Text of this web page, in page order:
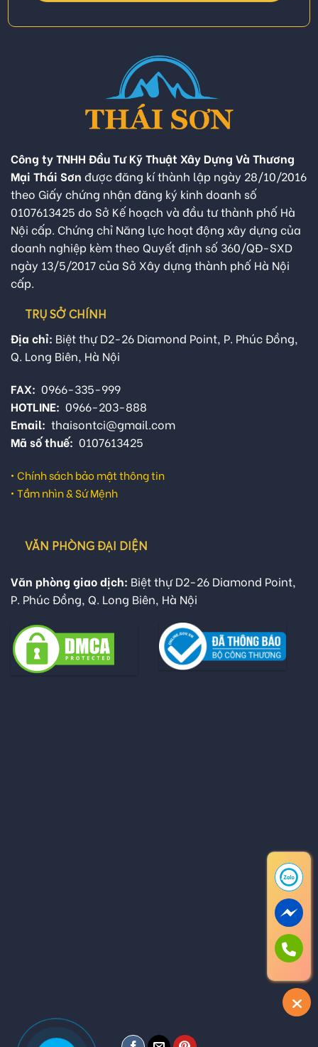
Công ty TNHH Đầu Tư Kỹ Thuật Xây Dựng Và Thương
Mại Thái Sơn được đăng kí thành lập ngày 28/10/2016
theo Giấy chứng nhận đăng ký kinh doanh số
0107613425 do Sở Kế hoạch và đầu tư thành phố Hà
Nội cấp. Chứng chỉ Năng lực hoạt động xây dựng của
doanh nghiệp kèm theo Quyết định số 360/QĐ-SXD
ngày 13/5/2017 của Sở Xây dựng thành phố Hà Nội
cấp.
TRỤ SỞ CHÍNH
Địa chỉ: Biệt thự D2-26 Diamond Point, P. Phúc Đồng,
Q. Long Biên, Hà Nội
FAX: 0966-335-999
HOTLINE: 0966-203-888
Email: thaisontci@gmail.com
Mã số thuế: 0107613425
• Chính sách bảo mật thông tin
• Tầm nhìn & Sứ Mệnh
VĂN PHÒNG ĐẠI DIỆN
Văn phòng giao dịch: Biệt thự D2-26 Diamond Point,
P. Phúc Đồng, Q. Long Biên, Hà Nội